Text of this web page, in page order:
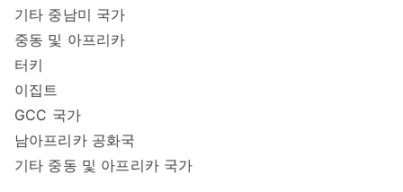
기타 중남미 국가
중동 및 아프리카
터키
이집트
GCC 국가
남아프리카 공화국
기타 중동 및 아프리카 국가